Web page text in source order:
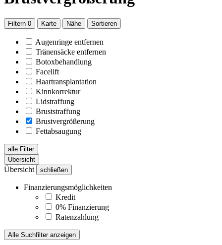
Filtern 0 Karte Nähe Sortieren
Augenringe entfernen
Tränensäcke entfernen
Botoxbehandlung
Facelift
Haartransplantation
Kinnkorrektur
Lidstraffung
Bruststraffung
Brustvergrößerung
Fettabsaugung
alle Filter
Übersicht
Übersicht schließen
Finanzierungsmöglichkeiten
Kredit
0% Finanzierung
Ratenzahlung
Alle Suchfilter anzeigen